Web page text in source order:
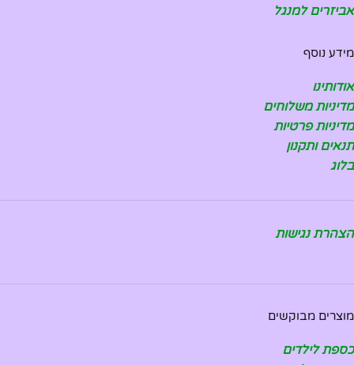
אביזרים למנגל
מידע נוסף
אודותינו
מדיניות משלוחים
מדיניות פרטיות
תנאים ותקנון
בלוג
הצהרת נגישות
מוצרים מבוקשים
כספת לילדים